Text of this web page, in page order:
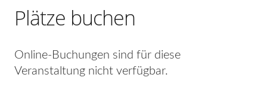
Plätze buchen
Online-Buchungen sind für diese
Veranstaltung nicht verfügbar.